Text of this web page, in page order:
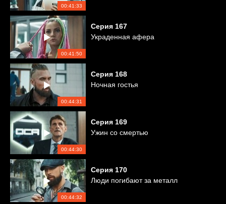
00:41:33
00:41:50
Серия 167
Украденная афера
00:44:31
Серия 168
Ночная гостья
00:44:30
Серия 169
Ужин со смертью
00:44:32
Серия 170
Люди погибают за металл